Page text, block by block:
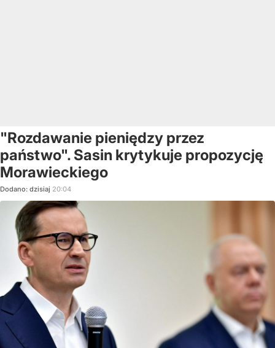
"Rozdawanie pieniędzy przez
państwo". Sasin krytykuje propozycję
Morawieckiego
Dodano: dzisiaj 20:04